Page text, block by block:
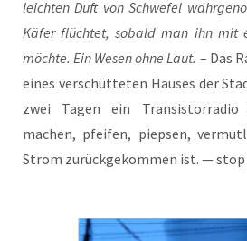
leich­ten Duft von Schwe­fel
Käfer flüch­tet, sobald man ihn mit
möch­te. Ein Wesen ohne Laut. – Das
eines ver­schüt­te­ten Hau­ses der
zwei Tagen ein Tran­sis­tor­ra­dio
machen, pfei­fen, piep­sen,
Strom zurück­ge­kom­men ist. — stop